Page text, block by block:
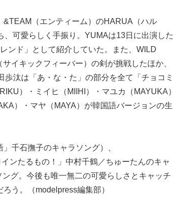
（エンティーム）のHARUA（ハル
可愛らしく手振り。YUMAは13日に出演した
ンド」として紹介していた。また、WILD
イキックフィーバー）の剣が挑戦したほか、
汰は「あ・な・た」の部分を全て「チョコミ
）・ミイヒ（MIIHI）・マユカ（MAYUKA）
）・マヤ（MAYA）が韓国語バージョンの生
千石撫子のキャラソング）、
ンたるもの！」中村千鶴／ちゅーたんのキャ
グ。今後も唯一無二の可愛らしさとキャッチ
う。（modelpress編集部）